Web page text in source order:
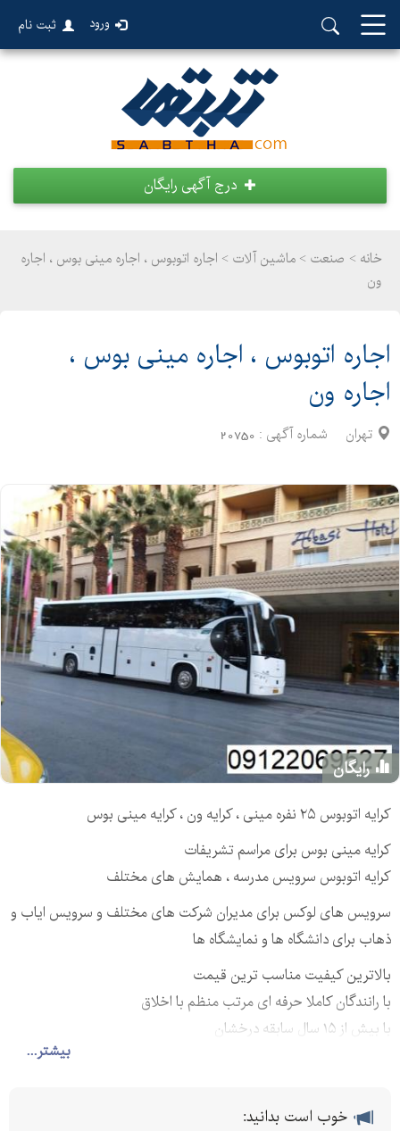
ورود ثبت نام
درج آگهی رایگان
خانه > صنعت > ماشین آلات > اجاره اتوبوس ، اجاره مینی بوس ، اجاره
ون
اجاره اتوبوس ، اجاره مینی بوس ،
اجاره ون
تهران شماره آگهی : 20750
رایگان
بیشتر...
کرایه اتوبوس ۲۵ نفره مینی ، کرایه ون ، کرایه مینی بوس
کرایه مینی بوس برای مراسم تشریفات
کرایه اتوبوس سرویس مدرسه ، همایش های مختلف
سرویس های لوکس برای مدیران شرکت های مختلف و سرویس ایاب و
ذهاب برای دانشگاه ها و نمایشگاه ها
بالاترین کیفیت مناسب ترین قیمت
با رانندگان کاملا حرفه ای مرتب منظم با اخلاق
با بیش از ۱۵ سال سابقه درخشان
برای کسب اطلاعات بیشتر از سایت https://ubertehran.com/ دیدن
خوب است بدانید: